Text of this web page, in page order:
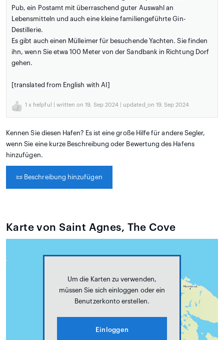
Pub, ein Postamt mit überraschend guter Auswahl an
Lebensmitteln und auch eine kleine familiengeführte Gin-
Destillerie.
Es gibt auch einen Mülleimer für besuchende Yachten. Sie finden
ihn, wenn Sie etwa 100 Meter von der Sandbank in Richtung Dorf
gehen.
[translated from English with AI]
1 x helpful | written on 19. Sep 2024 | updated_on 19. Sep 2024
Kennen Sie diesen Hafen? Es ist eine große Hilfe für andere Segler,
wenn Sie eine kurze Beschreibung oder Bewertung des Hafens
hinzufügen.
📜 Beschreibung hinzufügen
Karte von Saint Agnes, The Cove
Um die Karten zu verwenden,
müssen Sie sich einloggen oder ein
Benutzerkonto erstellen.
Einloggen